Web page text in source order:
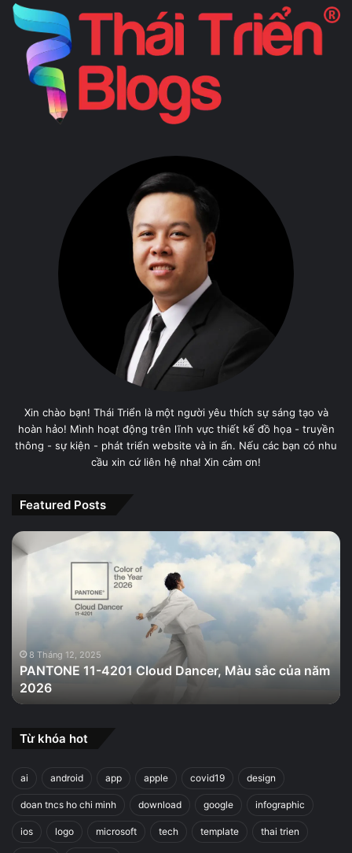
Xin chào bạn! Thái Triển là một người yêu thích sự sáng tạo và
hoàn hảo! Mình hoạt động trên lĩnh vực thiết kế đồ họa - truyền
thông - sự kiện - phát triển website và in ấn. Nếu các bạn có nhu
cầu xin cứ liên hệ nha! Xin cảm ơn!
Featured Posts
PANTONE
11-
Màu
của
năm
2026
8 Tháng 12, 2025
PANTONE 11-4201 Cloud Dancer, Màu sắc của năm
2026
Từ khóa hot
ai android app apple covid19 design
doan tncs ho chi minh download google infographic
ios logo microsoft tech template thai trien